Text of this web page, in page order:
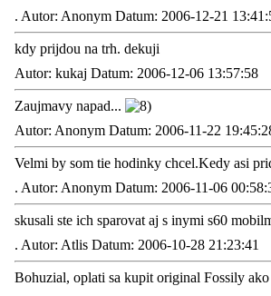
. Autor: Anonym Datum: 2006-12-21
kdy prijdou na trh. dekuji
Autor: kukaj Datum: 2006-12-06 13:57:58
Zaujmavy napad...
Autor: Anonym Datum: 2006-11-22
Velmi by som tie hodinky chcel.Kedy asi
. Autor: Anonym Datum: 2006-11-06
skusali ste ich sparovat aj s inymi s60
. Autor: Atlis Datum: 2006-10-28 21:23:41
Bohuzial, oplati sa kupit original Fossily